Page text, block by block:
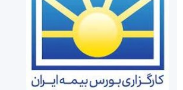
روابط عمومی خبرگزاری گزارش خبر